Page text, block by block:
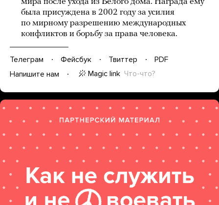
была присуждена в 2002 году за усилия
по мирному разрешению международных
конфликтов и борьбу за права человека.
Телеграм Фейсбук Твиттер
PDF
Напишите нам
Magic link Что-что?